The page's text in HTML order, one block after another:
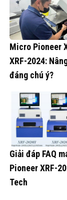
Micro Pioneer
XRF-2024:
đáng chú ý?
Giải đáp FAQ
Pioneer XRF-
Tech